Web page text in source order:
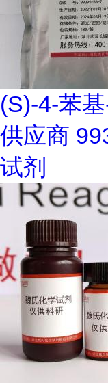
(S)-4-苯
供应商
试剂